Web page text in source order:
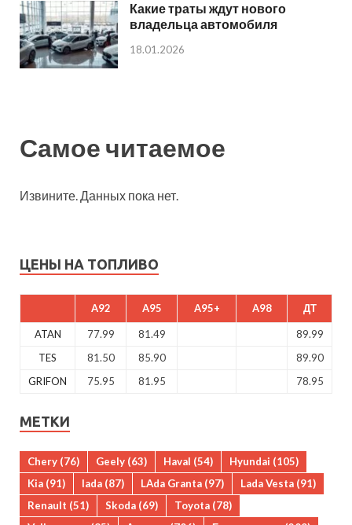
Какие траты ждут нового
владельца автомобиля
18.01.2026
Самое читаемое
Извините. Данных пока нет.
ЦЕНЫ НА ТОПЛИВО
A92 A95 A95+ A98 ДТ
ATAN 77.99 81.49
89.99
TES
81.50 85.90
89.90
GRIFON
75.95 81.95 78.95
МЕТКИ
Chery (76) Geely (63) Haval (54) Hyundai (105)
Kia (91) lada (87) LAda Granta (97) Lada Vesta (91)
Renault (51) Skoda (69) Toyota (78)